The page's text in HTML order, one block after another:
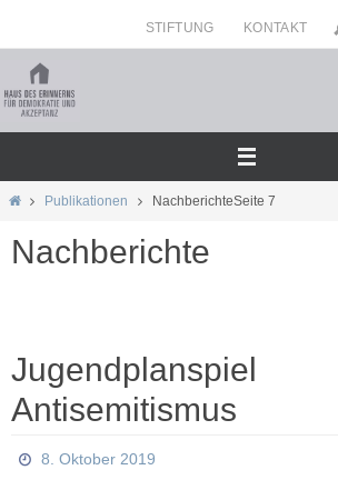
Inhalt
springen
STIFTUNG KONTAKT
HomePublikationen NachberichteSeite 7
Nachberichte
Jugendplanspiel
Antisemitismus
8. Oktober 2019